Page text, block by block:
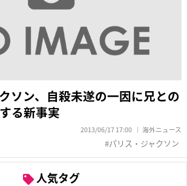
ソン、自殺未遂の一因に兄との
る新事実
2013/06/17 17:00 海外ニュース
パリス・ジャクソン
人気タグ